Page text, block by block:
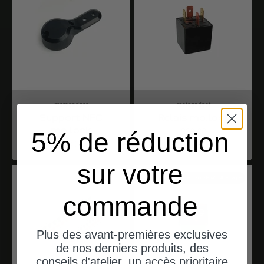
motogadget
mo.lock
Angebot
$33.00
motogadget
Relais mo.lock
Angebot
$33.00
expéditions depuis l'Allemagne
5% de réduction
sur votre
commande
Plus des avant-premières exclusives
de nos derniers produits, des